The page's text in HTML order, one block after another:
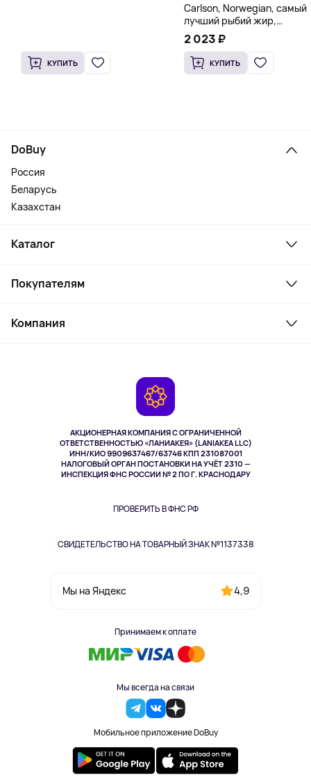
КУПИТЬ
Carlson, Norwegian, самый
лучший рыбий жир,
натуральный лимон, 15
пакетиков (5 мл) каждый
2 023 ₽
КУПИТЬ
АКЦИОНЕРНАЯ КОМПАНИЯ С ОГРАНИЧЕННОЙ
ОТВЕТСТВЕННОСТЬЮ «ЛАНИАКЕЯ» (LANIAKEA LLC)
ИНН/КИО 9909637467/63746 КПП 231087001
НАЛОГОВЫЙ ОРГАН ПОСТАНОВКИ НА УЧЁТ 2310 —
ИНСПЕКЦИЯ ФНС РОССИИ № 2 ПО Г. КРАСНОДАРУ
ПРОВЕРИТЬ В ФНС РФ
СВИДЕТЕЛЬСТВО НА ТОВАРНЫЙ ЗНАК №1137338
Мы на Яндекс 4,9
Принимаем к оплате
Мы всегда на связи
Мобильное приложение DoBuy
DoBuy
Россия
Беларусь
Казахстан
Каталог
Ноутбуки, мониторы, VR
Косметика и уход
Здоровье питомцев
Одежда и аксессуары
Покупателям
Как заказать
Компания